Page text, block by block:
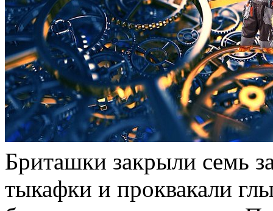
Бриташки закрыли семь
тыкафки и проквакали